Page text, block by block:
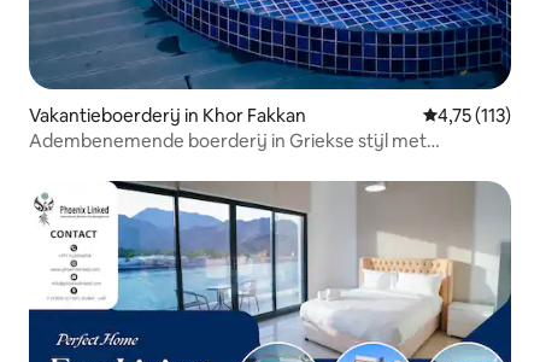
Vakantieboerderij in Khor Fakkan Gemiddelde
4,75 (113)
Adembenemende boerderij in Griekse stijl met